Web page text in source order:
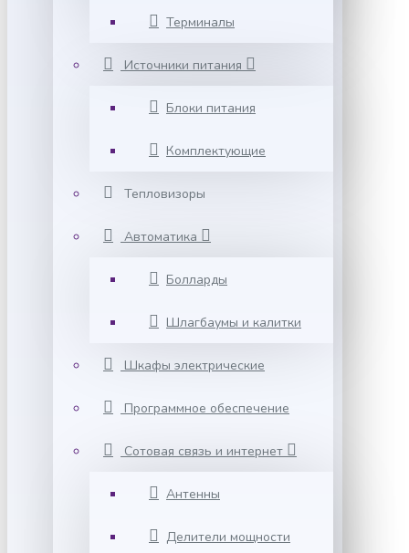
Терминалы
Источники питания
Блоки питания
Комплектующие
Тепловизоры
Автоматика
Болларды
Шлагбаумы и калитки
Шкафы электрические
Программное обеспечение
Сотовая связь и интернет
Антенны
Делители мощности